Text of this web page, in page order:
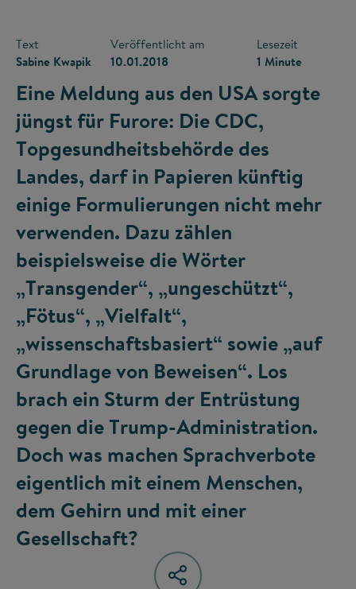
Text
Sabine Kwapik
Veröffentlicht am
10.01.2018
Lesezeit
1 Minute
Eine Meldung aus den USA sorgte
jüngst für Furore: Die CDC,
Topgesundheitsbehörde des
Landes, darf in Papieren künftig
einige Formulierungen nicht mehr
verwenden. Dazu zählen
beispielsweise die Wörter
„Transgender“, „ungeschützt“,
„Fötus“, „Vielfalt“,
„wissenschaftsbasiert“ sowie „auf
Grundlage von Beweisen“. Los
brach ein Sturm der Entrüstung
gegen die Trump-Administration.
Doch was machen Sprachverbote
eigentlich mit einem Menschen,
dem Gehirn und mit einer
Gesellschaft?